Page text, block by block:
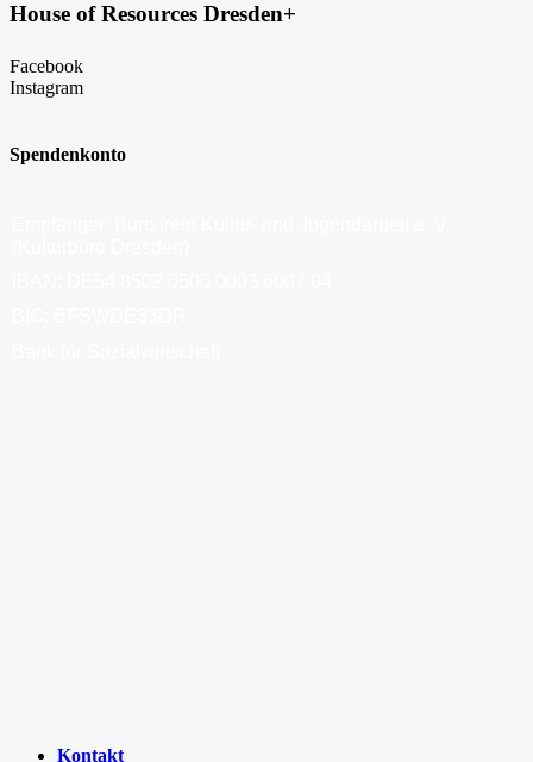
House of Resources Dresden+
Facebook
Instagram
Spendenkonto
Kontakt